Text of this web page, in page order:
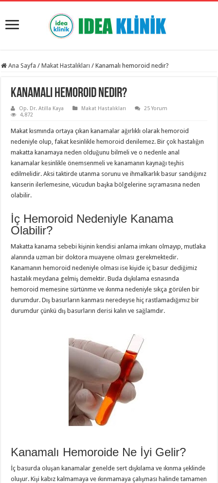
Ana Sayfa / Makat Hastalıkları / Kanamalı hemoroid nedir?
Kanamalı hemoroid nedir?
Op. Dr. Atilla Kaya Makat Hastalıkları
25 Yorum
4,872
Makat kısmında ortaya çıkan kanamalar ağırlıklı olarak hemoroid
nedeniyle olup, fakat kesinlikle hemoroid denilemez. Bir çok hastalığın
makatta kanamaya neden olduğunu bilmeli ve o nedenle anal
kanamalar kesinlikle önemsenmeli ve kanamanın kaynağı teşhis
edilmelidir. Aksi taktirde utanma sorunu ve ihmalkarlık basur sandığınız
kanserin ilerlemesine, vücudun başka bölgelerine sıçramasına neden
olabilir.
İç Hemoroid Nedeniyle Kanama
Olabilir?
Makatta kanama sebebi kişinin kendisi anlama imkanı olmayıp, mutlaka
alanında uzman bir doktora muayene olması gerekmektedir.
Kanamanın hemoroid nedeniyle olması ise kişide iç basur dediğimiz
hastalık meydana gelmiş demektir. Buda dışkılama esnasında
hemoroid memesine sürtünme ve ıkınma nedeniyle sıkça görülen bir
durumdur. Dış basurların kanması neredeyse hiç rastlamadığımız bir
durumdur çünkü dış basurların derisi kalın ve sağlamdır.
Kanamalı Hemoroide Ne İyi Gelir?
İç basurda oluşan kanamalar genelde sert dışkılama ve ıkınma şeklinde
oluşur. Kişi kabız kalmamaya ve ıkınmamaya çalışması halinde tamamen